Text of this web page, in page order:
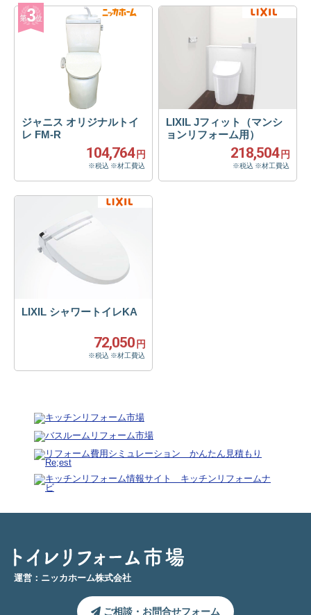
ジャニス オリジナルトイ
レ FM-R
104,764 円
※税込 ※材工費込
LIXIL Jフィット（マンシ
ョンリフォーム用）
218,504 円
※税込 ※材工費込
LIXIL シャワートイレKA
72,050 円
※税込 ※材工費込
運営：ニッカホーム株式会社
ご相談・お問合せフォーム